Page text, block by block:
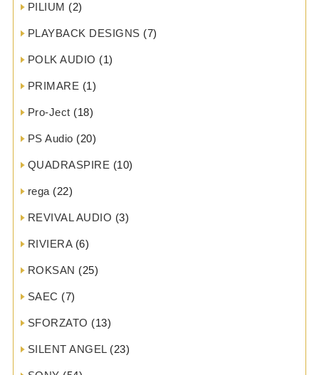
PILIUM (2)
PLAYBACK DESIGNS (7)
POLK AUDIO (1)
PRIMARE (1)
Pro-Ject (18)
PS Audio (20)
QUADRASPIRE (10)
rega (22)
REVIVAL AUDIO (3)
RIVIERA(6)
ROKSAN (25)
SAEC (7)
SFORZATO (13)
SILENT ANGEL(23)